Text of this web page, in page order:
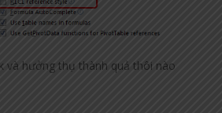
và hưởng thụ thành quả thôi nào